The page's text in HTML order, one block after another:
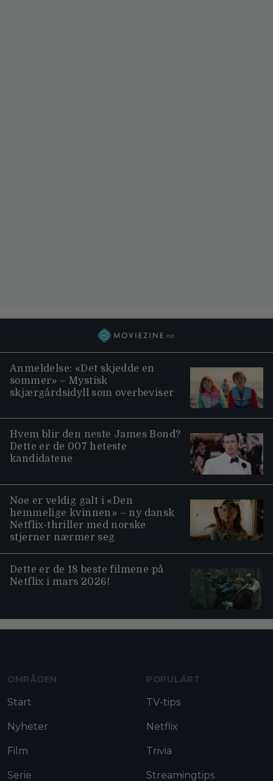
Anmeldelse: «Det skjedde en
sommer» – Mystisk
skjærgårdsidyll som overbeviser
Hvem blir den neste James Bond?
Dette er de 007 heteste
kandidatene
Noe er veldig galt i «Den
hemmelige kvinnen» – ny dansk
Netflix-thriller med norske
stjerner nærmer seg
Dette er de 18 beste filmene på
Netflix i mars 2026!
OMRÅDEN
Start
Nyheter
Film
Serie
POPULÄRT
TV-tips
Netflix
Trivia
Streamingtips